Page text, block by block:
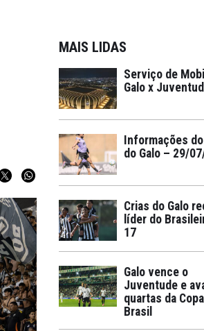
MAIS LIDAS
Serviço de
Galo x
Informações
do Galo – 29/
Crias do Galo
líder do
17
Galo vence o
Juventude e
quartas da
Brasil